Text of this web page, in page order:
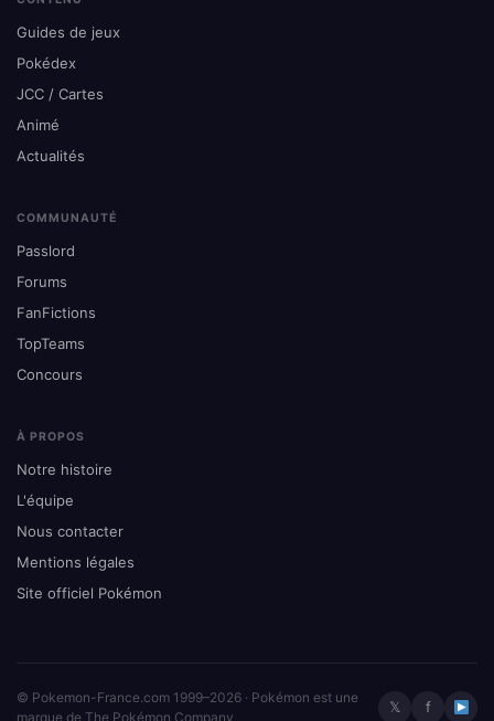
Guides de jeux
Pokédex
JCC / Cartes
Animé
Actualités
COMMUNAUTÉ
Passlord
Forums
FanFictions
TopTeams
Concours
À PROPOS
Notre histoire
L'équipe
Nous contacter
Mentions légales
Site officiel Pokémon
© Pokemon-France.com 1999–2026 · Pokémon est une
marque de The Pokémon Company
𝕏 f